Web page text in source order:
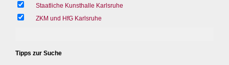
Staatliche Kunsthalle Karlsruhe
ZKM und HfG Karlsruhe
Tipps zur Suche